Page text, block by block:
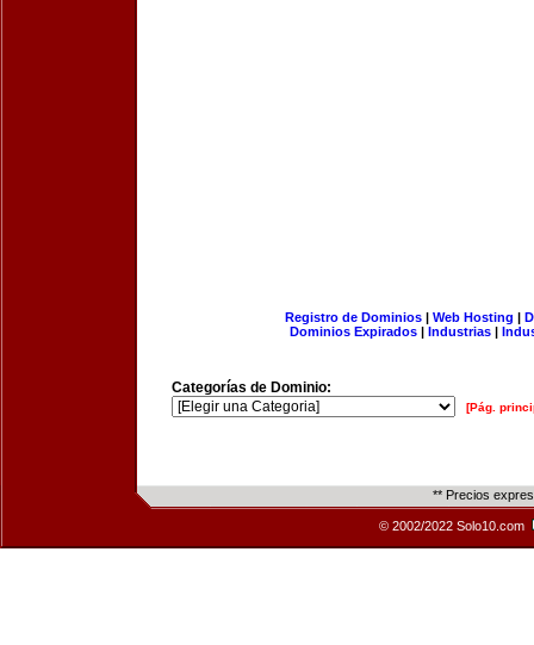
Registro de Dominios| Web Hosting |
Dominios Expirados | Industrias |
Categorías de Dominio:
[Pág.
** Precios
© 2002/2022 Solo10.com